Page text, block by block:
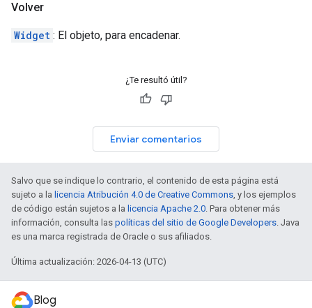
Volver
Widget : El objeto, para encadenar.
¿Te resultó útil?
Enviar comentarios
Salvo que se indique lo contrario, el contenido de esta página está
sujeto a la licencia Atribución 4.0 de Creative Commons, y los ejemplos
de código están sujetos a la licencia Apache 2.0. Para obtener más
información, consulta las políticas del sitio de Google Developers. Java
es una marca registrada de Oracle o sus afiliados.
Última actualización: 2026-04-13 (UTC)
Blog